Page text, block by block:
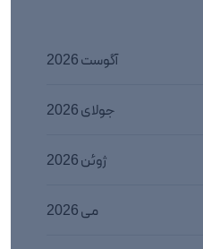
آگوست 2026
جولای 2026
ژوئن 2026
می 2026